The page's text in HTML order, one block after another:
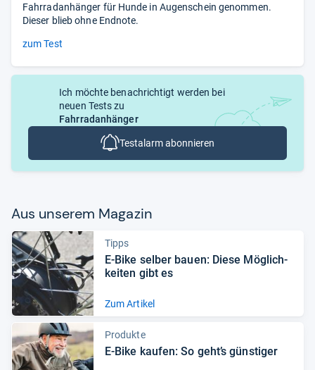
Fahrradanhänger für Hunde in Augenschein genommen.
Dieser blieb ohne Endnote.
zum Test
Ich möchte benachrichtigt werden bei
neuen Tests zu
Fahrradanhänger
Testalarm abonnieren
Aus unse­rem Maga­zin
Tipps
E-​Bike sel­ber bauen: Diese Mög­lich­
kei­ten gibt es
Zum Artikel
Produkte
E-​Bike kau­fen: So geht’s güns­ti­ger